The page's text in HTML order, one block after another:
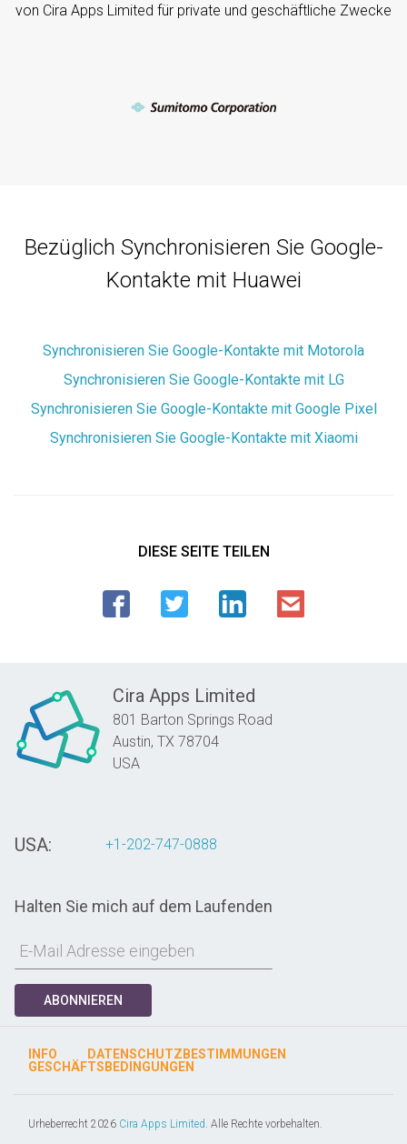
von Cira Apps Limited für private und geschäftliche Zwecke
Bezüglich Synchronisieren Sie Google-
Kontakte mit Huawei
Synchronisieren Sie Google-Kontakte mit Motorola
Synchronisieren Sie Google-Kontakte mit LG
Synchronisieren Sie Google-Kontakte mit Google Pixel
Synchronisieren Sie Google-Kontakte mit Xiaomi
DIESE SEITE TEILEN
Cira Apps Limited
801 Barton Springs Road
Austin, TX 78704
USA
USA: +1-202-747-0888
Halten Sie mich auf dem Laufenden
ABONNIEREN
INFO
DATENSCHUTZBESTIMMUNGEN
GESCHÄFTSBEDINGUNGEN
Urheberrecht 2026 Cira Apps Limited . Alle Rechte vorbehalten.